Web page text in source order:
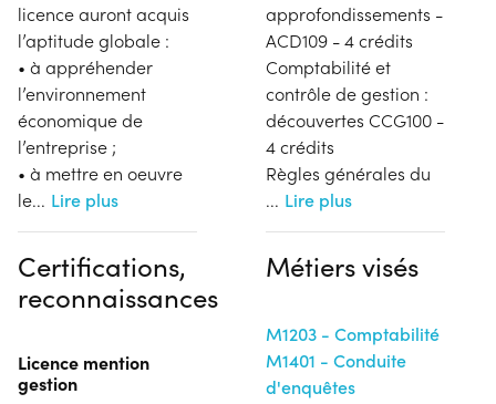
licence auront acquis
l’aptitude globale :
• à appréhender
l’environnement
économique de
l’entreprise ;
• à mettre en oeuvre
le... Lire plus
approfondissements -
ACD109 - 4 crédits
Comptabilité et
contrôle de gestion :
découvertes CCG100 -
4 crédits
Règles générales du
... Lire plus
Certifications,
reconnaissances
Licence mention
gestion
Métiers visés
M1203 - Comptabilité
M1401 - Conduite
d'enquêtes